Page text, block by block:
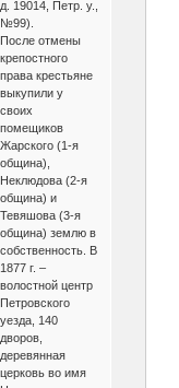
д. 19014, Петр. у.,
№99).
После отмены
крепостного
права крестьяне
выкупили у
своих
помещиков
Жарского (1-я
община),
Неклюдова (2-я
община) и
Тевяшова (3-я
община) землю в
собственность. В
1877 г. –
волостной центр
Петровского
уезда, 140
дворов,
деревянная
церковь во имя